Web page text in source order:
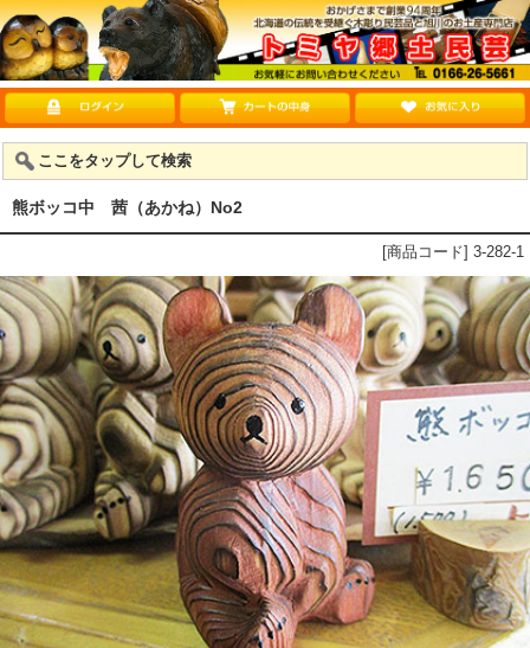
ここをタップして検索
熊ボッコ中 茜（あかね）No2
[商品コード] 3-282-1